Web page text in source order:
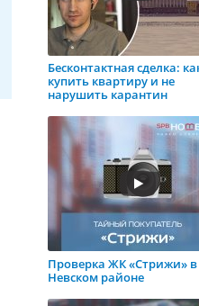
Бесконтактная сделка:
купить квартиру и не
нарушить карантин
Проверка ЖК «Стрижи» в
Невском районе